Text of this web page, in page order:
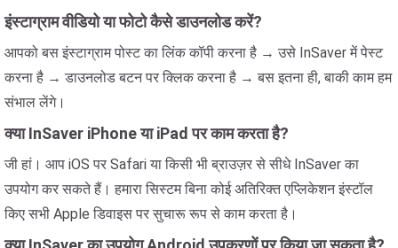
इंस्टाग्राम वीडियो या फोटो कैसे डाउनलोड करें?
आपको बस इंस्टाग्राम पोस्ट का लिंक कॉपी करना है → उसे InSaver में पेस्ट
करना है → डाउनलोड बटन पर क्लिक करना है → बस इतना ही, बाकी काम हम
संभाल लेंगे।
क्या InSaver iPhone या iPad पर काम करता है?
जी हां। आप iOS पर Safari या किसी भी ब्राउज़र से सीधे InSaver का
उपयोग कर सकते हैं। हमारा सिस्टम बिना कोई अतिरिक्त एप्लिकेशन इंस्टॉल
किए सभी Apple डिवाइस पर सुचारू रूप से काम करता है।